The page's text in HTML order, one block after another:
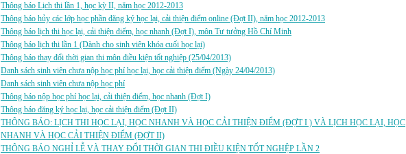
Thông báo Lịch thi lần 1, học kỳ II, năm học 2012-2013
Thông báo hủy các lớp học phần đăng ký học lại, cải thiện điểm online (Đợt II), năm học 2012-2013
Thông báo lịch thi học lại, cải thiện điểm, học nhanh (Đợt I), môn Tư tưởng Hồ Chí Minh
Thông báo lịch thi lần 1 (Dành cho sinh viên khóa cuối học lại)
Thông báo thay đổi thời gian thi môn điều kiện tốt nghiệp (25/04/2013)
Danh sách sinh viên chưa nộp học phí học lại, học cải thiện điểm (Ngày 24/04/2013)
Danh sách sinh viên chưa nộp học phí
Thông báo nộp học phí học lại, cải thiện điểm, học nhanh (Đợt I)
Thông báo đăng ký học lại, học cải thiện điểm (Đợt II)
THÔNG BÁO: LỊCH THI HỌC LẠI, HỌC NHANH VÀ HỌC CẢI THIỆN ĐIỂM (ĐỢT I ) VÀ LỊCH HỌC LẠI, HỌC
NHANH VÀ HỌC CẢI THIỆN ĐIỂM (ĐỢT II)
THÔNG BÁO NGHỈ LỄ VÀ THAY ĐỔI THỜI GIAN THI ĐIỀU KIỆN TỐT NGHỆP LẦN 2